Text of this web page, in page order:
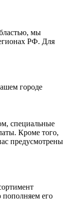
мы
РФ. Для
городе
специальные
Кроме того,
предусмотрены
пополняем его